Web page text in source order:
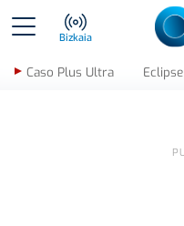
Bizkaia
Caso Plus Ultra Eclipse